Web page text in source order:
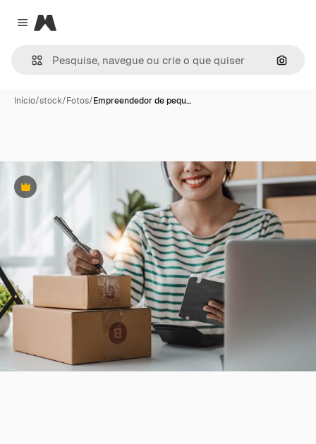
Close menu
Magnific
Início/stock/Fotos/Empreendedor de pequ…
Premium